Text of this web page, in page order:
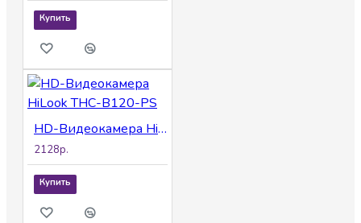
Купить
HD-Видеокамера HiLook THC-B120-PS
2128р.
Купить